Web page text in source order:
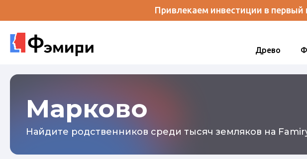
Привлекаем инвестиции в первый
Древо
Марково
Найдите родственников среди тысяч земляков на